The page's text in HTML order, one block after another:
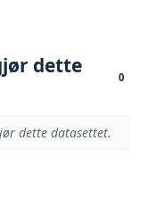
dette
0
dette datasettet.